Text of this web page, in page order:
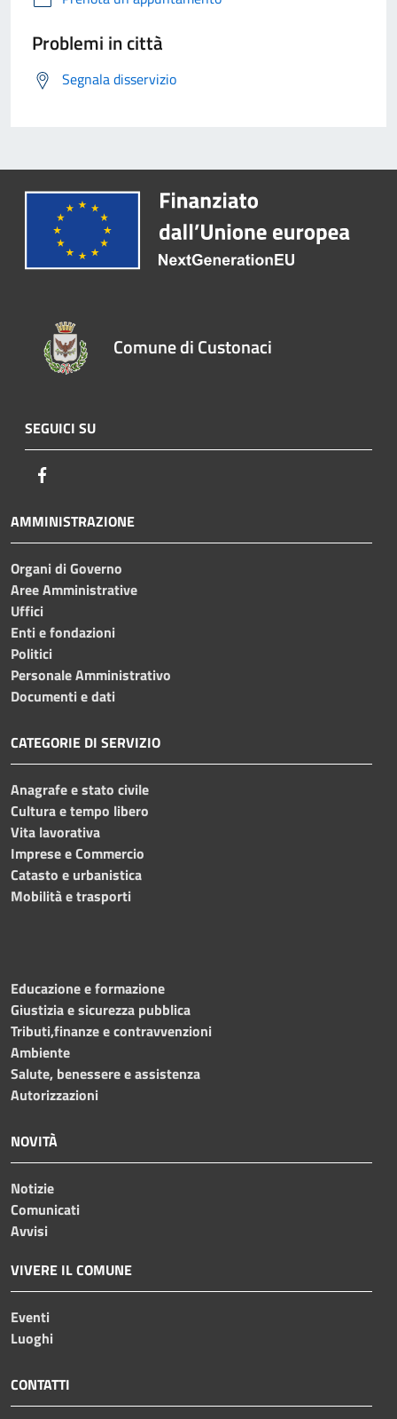
Problemi in città
Segnala disservizio
Comune di Custonaci
SEGUICI SU
AMMINISTRAZIONE
Organi di Governo
Aree Amministrative
Uffici
Enti e fondazioni
Politici
Personale Amministrativo
Documenti e dati
CATEGORIE DI SERVIZIO
Anagrafe e stato civile
Cultura e tempo libero
Vita lavorativa
Imprese e Commercio
Catasto e urbanistica
Mobilità e trasporti
Educazione e formazione
Giustizia e sicurezza pubblica
Tributi,finanze e contravvenzioni
Ambiente
Salute, benessere e assistenza
Autorizzazioni
NOVITÀ
Notizie
Comunicati
Avvisi
VIVERE IL COMUNE
Eventi
Luoghi
CONTATTI